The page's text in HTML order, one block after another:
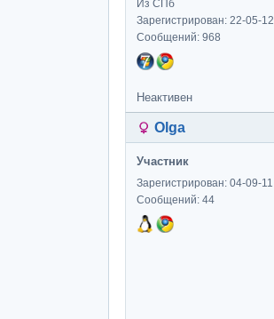
Из СПб
Зарегистрирован: 22-05-12
Сообщений: 968
Неактивен
Olga
Участник
Зарегистрирован: 04-09-11
Сообщений: 44